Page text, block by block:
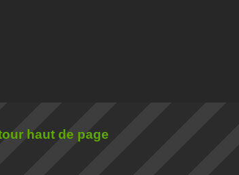
haut de page